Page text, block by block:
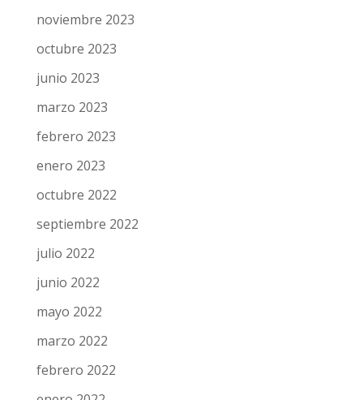
noviembre 2023
octubre 2023
junio 2023
marzo 2023
febrero 2023
enero 2023
octubre 2022
septiembre 2022
julio 2022
junio 2022
mayo 2022
marzo 2022
febrero 2022